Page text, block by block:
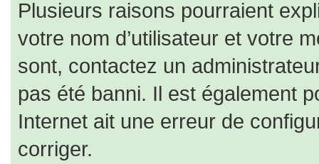
Plusieurs raisons pourraient
votre nom d’utilisateur et votre
sont, contactez un
pas été banni. Il est également
Internet ait une erreur de
corriger.